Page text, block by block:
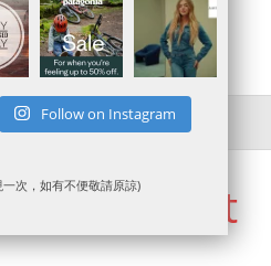
落單 | 更新:1970-01-01
Post
Follow on Instagram
次，如有不便敬請原諒)